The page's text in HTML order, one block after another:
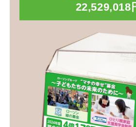
22,529,018